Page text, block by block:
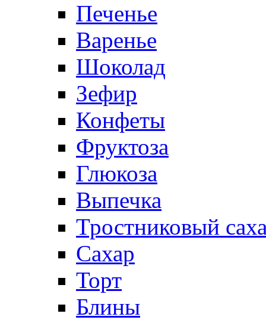
Печенье
Варенье
Шоколад
Зефир
Конфеты
Фруктоза
Глюкоза
Выпечка
Тростниковый
Сахар
Торт
Блины